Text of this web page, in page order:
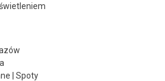
| Spoty